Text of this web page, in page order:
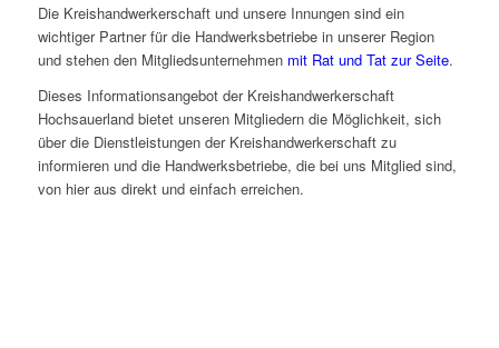
Die Kreishandwerkerschaft und unsere Innungen sind ein
wichtiger Partner für die Handwerksbetriebe in unserer Region
und stehen den Mitgliedsunternehmen mit Rat und Tat zur Seite.
Dieses Informationsangebot der Kreishandwerkerschaft
Hochsauerland bietet unseren Mitgliedern die Möglichkeit, sich
über die Dienstleistungen der Kreishandwerkerschaft zu
informieren und die Handwerksbetriebe, die bei uns Mitglied sind,
von hier aus direkt und einfach erreichen.